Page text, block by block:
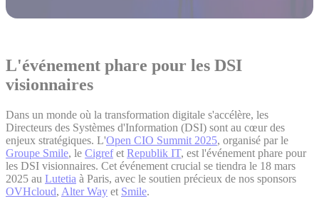
L'événement phare pour les DSI
visionnaires
Dans un monde où la transformation digitale s'accélère, les
Directeurs des Systèmes d'Information (DSI) sont au cœur des
enjeux stratégiques. L'Open CIO Summit 2025, organisé par le
Groupe Smile, le Cigrefet Republik IT, est l'événement phare pour
les DSI visionnaires. Cet événement crucial se tiendra le 18 mars
2025 au Lutetia à Paris, avec le soutien précieux de nos sponsors
OVHcloud, Alter Way et Smile.